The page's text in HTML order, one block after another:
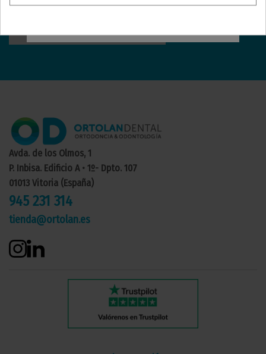
Avda. de los Olmos, 1
P. Inbisa. Edificio A • 1º- Dpto. 107
01013 Vitoria (España)
945 231 314
tienda@ortolan.es